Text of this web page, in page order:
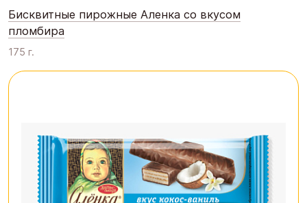
Бисквитные пирожные Аленка со вкусом
пломбира
175 г.